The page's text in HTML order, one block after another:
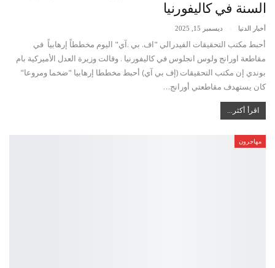
السنة في كاليفورنيا
أخبار الدنيا ديسمبر 15, 2025
أحبط مكتب التحقيقات الفيدرالي "اف. بي .آي" اليوم مخططاً إرهابياً في
مقاطعة اورانج ولوس انجلوس في كاليفورنيا . وقالت وزيرة العدل الأميركية بام
بوندي إن مكتب التحقيقات (إف بي آي) أحبط مخططا إرهابيا "ضخما ومروعا"
كان يستهدف مقاطعتي أورانج…
اقرأ أكثر...
مهاجرون